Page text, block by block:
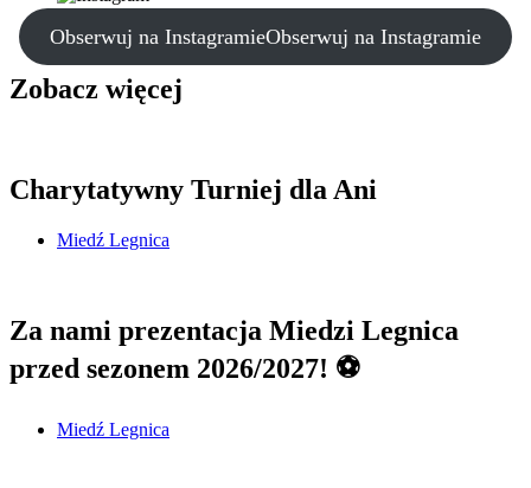
Obserwuj na InstagramieObserwuj na Instagramie
Zobacz więcej
Charytatywny Turniej dla Ani
Miedź Legnica
Za nami prezentacja Miedzi Legnica
przed sezonem 2026/2027! ⚽
Miedź Legnica